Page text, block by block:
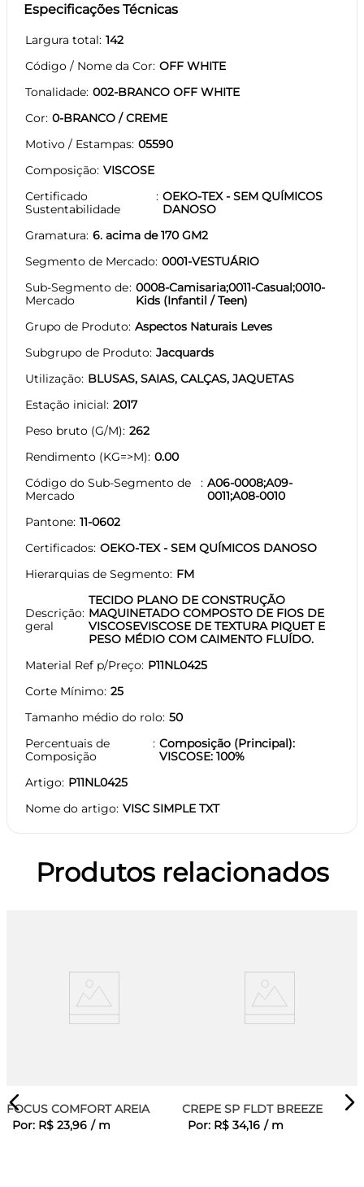
Especificações Técnicas
Largura total 142
Código / Nome da Cor OFF WHITE
Tonalidade 002-BRANCO OFF WHITE
Cor 0-BRANCO / CREME
Motivo / Estampas 05590
Composição VISCOSE
Certificado
Sustentabilidade
OEKO-TEX - SEM QUÍMICOS
DANOSO
Gramatura 6. acima de 170 GM2
Segmento de Mercado 0001-VESTUÁRIO
Sub-Segmento de
Mercado
0008-Camisaria;0011-Casual;0010-
Kids (Infantil / Teen)
Grupo de Produto Aspectos Naturais Leves
Subgrupo de Produto Jacquards
Utilização BLUSAS, SAIAS, CALÇAS, JAQUETAS
Estação inicial 2017
Peso bruto (G/M) 262
Rendimento (KG=>M) 0.00
Código do Sub-Segmento de
Mercado
A06-0008;A09-
0011;A08-0010
Pantone 11-0602
Certificados OEKO-TEX - SEM QUÍMICOS DANOSO
Hierarquias de Segmento FM
Descrição
geral
TECIDO PLANO DE CONSTRUÇÃO
MAQUINETADO COMPOSTO DE FIOS DE
VISCOSEVISCOSE DE TEXTURA PIQUET E
PESO MÉDIO COM CAIMENTO FLUÍDO.
Material Ref p/Preço P11NL0425
Corte Mínimo 25
Tamanho médio do rolo 50
Percentuais de
Composição
Composição (Principal):
VISCOSE: 100%
Artigo P11NL0425
Nome do artigo VISC SIMPLE TXT
Produtos relacionados
FOCUS COMFORT AREIA
Por: R$ 23,96 / m
CREPE SP FLDT BREEZE
Por: R$ 34,16 / m